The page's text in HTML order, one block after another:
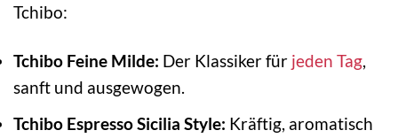
Tchibo:
Tchibo Feine Milde: Der Klassiker für jeden Tag,
sanft und ausgewogen.
Tchibo Espresso Sicilia Style: Kräftig, aromatisch